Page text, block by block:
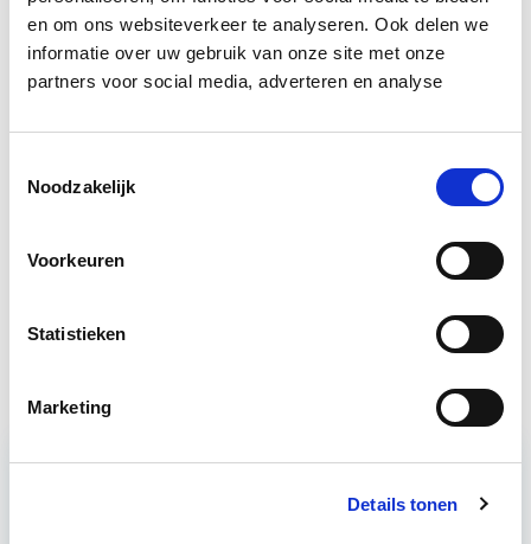
en om ons websiteverkeer te analyseren. Ook delen we
informatie over uw gebruik van onze site met onze
partners voor social media, adverteren en analyse
Noodzakelijk
Voorkeuren
Statistieken
Marketing
Details tonen
Bron: fd.nl
Boeiend verhaal? Duik dan eens
in deze opleidingen:
Projectontwikkeling
Vastgoedmanagement Start ma 14 sep
Relevant bij dit artikel